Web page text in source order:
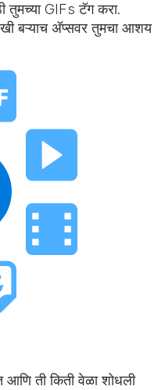
तुमच्या GIFs टॅग करा.
बऱ्याच अ‍ॅप्सवर तुमचा आशय
ती किती वेळा शोधली